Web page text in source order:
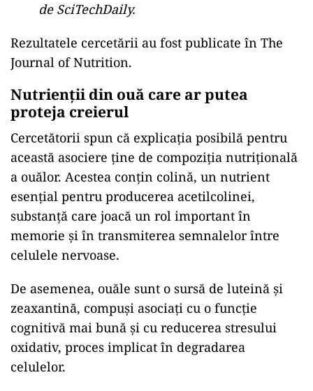
de SciTechDaily.
Rezultatele cercetării au fost publicate în The
Journal of Nutrition.
Nutrienții din ouă care ar putea
proteja creierul
Cercetătorii spun că explicația posibilă pentru
această asociere ține de compoziția nutrițională
a ouălor. Acestea conțin colină, un nutrient
esențial pentru producerea acetilcolinei,
substanță care joacă un rol important în
memorie și în transmiterea semnalelor între
celulele nervoase.
De asemenea, ouăle sunt o sursă de luteină și
zeaxantină, compuși asociați cu o funcție
cognitivă mai bună și cu reducerea stresului
oxidativ, proces implicat în degradarea
celulelor.